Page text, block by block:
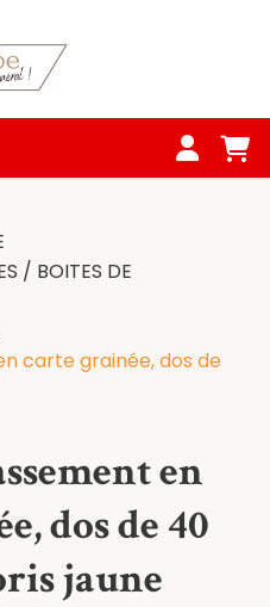
/ BOITES DE
carte grainée, dos de
en
dos de 40
jaune